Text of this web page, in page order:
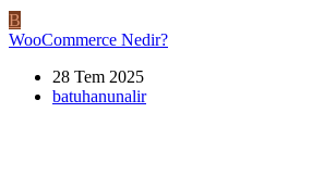
B
WooCommerce Nedir?
28 Tem 2025
batuhanunalir